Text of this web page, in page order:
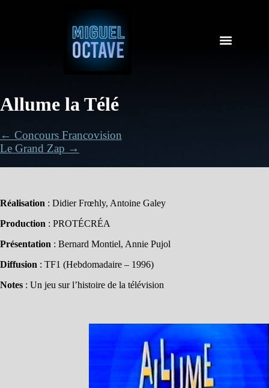
Allume la Télé
← Concours Francovision
Le Grand Zap →
Réalisation : Didier Frœhly, Antoine Galey
Production : PROTÉCRÉA
Présentation : Bernard Montiel, Annie Pujol
Diffusion : TF1 (Hebdomadaire – 1996)
Notes : Un jeu sur l’histoire de la télévision